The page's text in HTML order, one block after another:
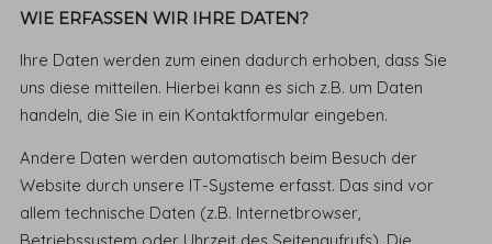
WIE ERFASSEN WIR IHRE DATEN?
Ihre Daten werden zum einen dadurch erhoben, dass Sie
uns diese mitteilen. Hierbei kann es sich z.B. um Daten
handeln, die Sie in ein Kontaktformular eingeben.
Andere Daten werden automatisch beim Besuch der
Website durch unsere IT-Systeme erfasst. Das sind vor
allem technische Daten (z.B. Internetbrowser,